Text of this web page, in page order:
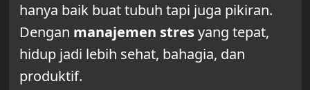
hanya baik buat tubuh tapi juga pikiran.
Dengan manajemen stresyang tepat,
hidup jadi lebih sehat, bahagia, dan
produktif.